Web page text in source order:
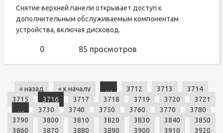
Снятие верхней панели открывает доступ к
дополнительным обслуживаемым компонентам
устройства, включая дисковод.
0 85 просмотров
« назад « к началу … 3712 3713
3714
3715
3716 3717 3718 3719 3720
3721
…
3730 3740 3750 3760 3770
3780
3790
3800 3810 3820 3830 3840
3850
3860
3870 3880 3890 3900 3910
3920